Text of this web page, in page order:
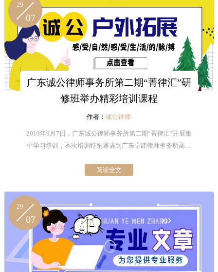
29
07
广东诚公律师事务所第二期“菁律汇”研
修班举办精彩培训课程
作者：诚公律师
2019年9月7日，广东诚公律师事务所第二期“菁律汇”开展集
中学习培训，本次培训特别邀请到广东卓建律师事务所高级
期“菁律汇”的学员们授课。
阅读全文
29
07